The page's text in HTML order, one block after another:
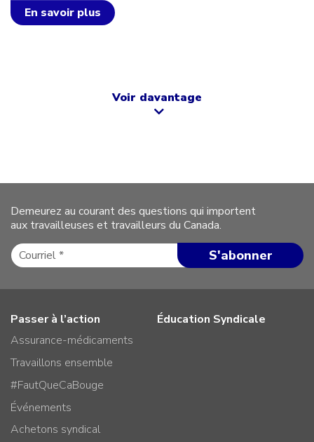
En savoir plus
Voir davantage
Demeurez au courant des questions qui importent
aux travailleuses et travailleurs du Canada.
Passer à l’action
Assurance-médicaments
Travaillons ensemble
#FautQueCaBouge
Événements
Achetons syndical
Éducation Syndicale